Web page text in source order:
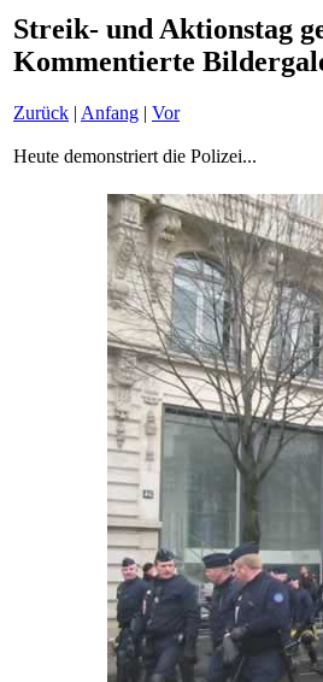
Streik- und Aktionstag
Kommentierte
Zurück | Anfang | Vor
Heute demonstriert die Polizei...